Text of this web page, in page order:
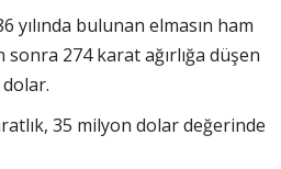
yılında bulunan elmasın ham
274 karat ağırlığa düşen
35 milyon dolar değerinde